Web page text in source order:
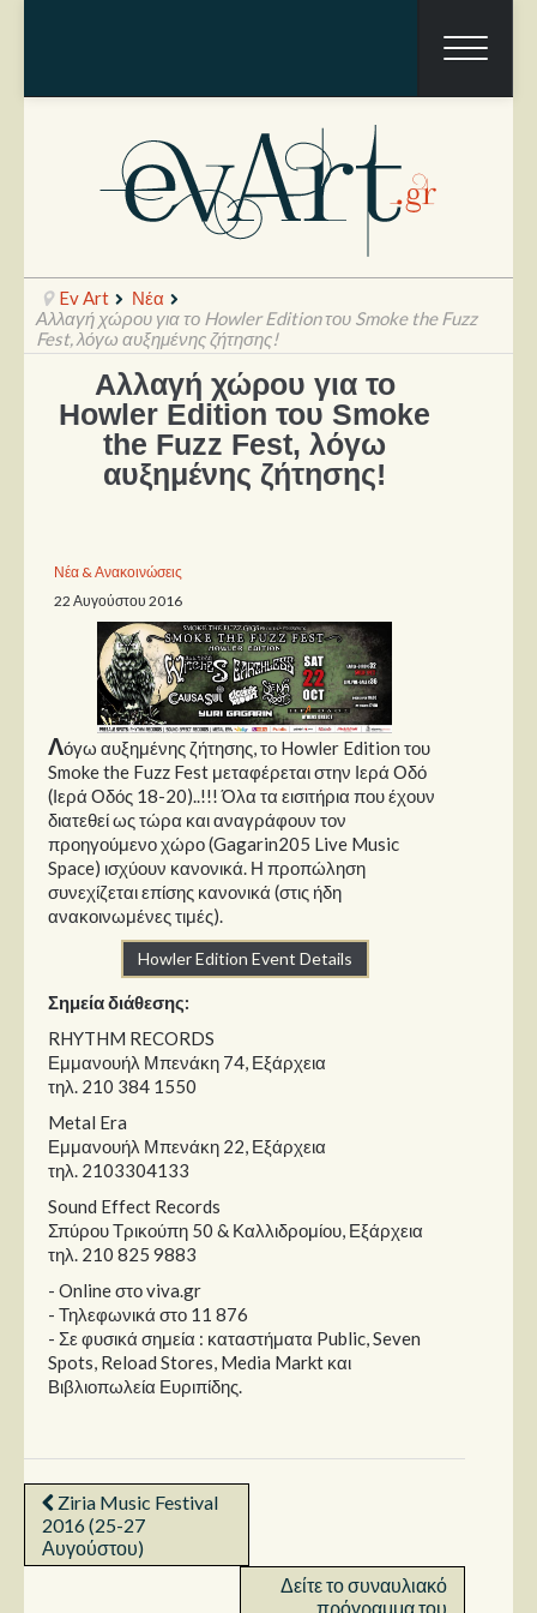
Ραπόρτο
Live & Συναυλίες
Θέατρο
Παρουσιάσεις
Δίσκοι
Σειρές
Ταινίες
Βιβλία
Video News
Καλλιτέχνες
Μουσικοί
Διάφοροι
Εκτός Συνόρων
Στήλες
Polls
Small Talk
Blog
Ev Art
Νέα
Αλλαγή χώρου για το Howler Edition του Smoke the Fuzz
Fest, λόγω αυξημένης ζήτησης!
Αλλαγή χώρου για το
Howler Edition του Smoke
the Fuzz Fest, λόγω
αυξημένης ζήτησης!
Νέα & Ανακοινώσεις
22 Αυγούστου 2016
Λόγω αυξημένης ζήτησης, το Howler Edition του
Smoke the Fuzz Fest​ μεταφέρεται στην Ιερά Οδό
(Ιερά Οδός 18-20)..!!! Όλα τα εισιτήρια που έχουν
διατεθεί ως τώρα και αναγράφουν τον
προηγούμενο χώρο (Gagarin205 Live Music
Space) ισχύουν κανονικά. Η προπώληση
συνεχίζεται επίσης κανονικά (στις ήδη
ανακοινωμένες τιμές).
Howler Edition Event Details
Σημεία διάθεσης:
RHYTHM RECORDS
Εμμανουήλ Μπενάκη 74, Εξάρχεια
τηλ. 210 384 1550
Metal Era​
Εμμανουήλ Μπενάκη 22, Εξάρχεια
τηλ. 2103304133
Sound Effect Records​
Σπύρου Τρικούπη 50 & Καλλιδρομίου, Εξάρχεια
τηλ. 210 825 9883
- Online στο viva.gr
- Τηλεφωνικά στο 11 876
- Σε φυσικά σημεία : καταστήματα Public, Seven
Spots, Reload Stores, Media Markt και
Βιβλιοπωλεία Ευριπίδης.
Ziria Music Festival
2016 (25-27
Αυγούστου)
Δείτε το συναυλιακό
πρόγραμμα του